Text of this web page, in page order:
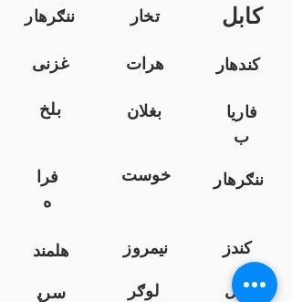
ننګرهار تخار کابل
غزنی هرات
کندهار
بلخ
بغلان
فاریا
ب
فرا
ه
خوست ننګرهار
هلمند نیمروز
کندز
سرپ
لوګر زابل